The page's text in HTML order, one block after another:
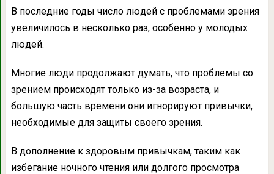
В последние годы число людей с проблемами зрения
увеличилось в несколько раз, особенно у молодых
людей.
Многие люди продолжают думать, что проблемы со
зрением происходят только из-за возраста, и
большую часть времени они игнорируют привычки,
необходимые для защиты своего зрения.
В дополнение к здоровым привычкам, таким как
избегание ночного чтения или долгого просмотра